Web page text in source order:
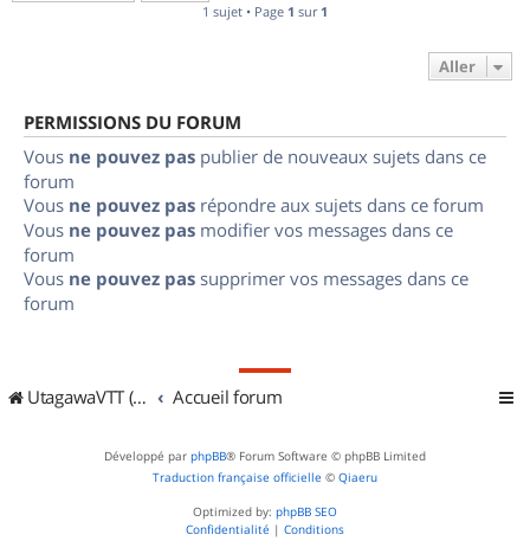
1 sujet • Page 1 sur 1
Aller
PERMISSIONS DU FORUM
Vous ne pouvez pas publier de nouveaux sujets dans ce
forum
Vous ne pouvez pas répondre aux sujets dans ce forum
Vous ne pouvez pas modifier vos messages dans ce
forum
Vous ne pouvez pas supprimer vos messages dans ce
forum
UtagawaVTT (Randos VTT et VTTAE avec traces GPS) Accueil forum
Développé par phpBB® Forum Software © phpBB Limited
Traduction française officielle © Qiaeru
Optimized by: phpBB SEO
Confidentialité | Conditions